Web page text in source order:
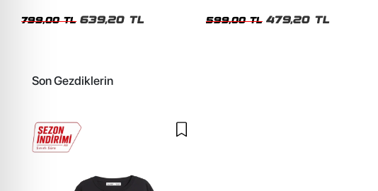
799,00 TL 639,20 TL 599,00 TL 479,20 TL
Son Gezdiklerin